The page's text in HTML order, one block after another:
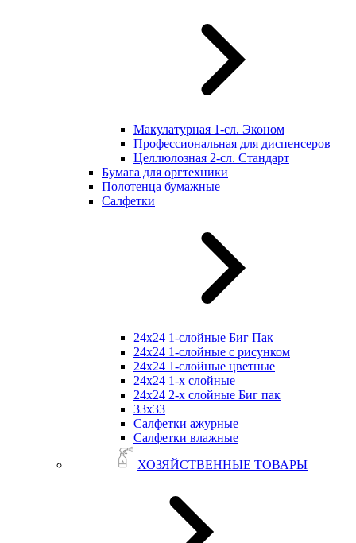
Макулатурная 1-сл. Эконом
Профессиональная для диспенсеров
Целлюлозная 2-сл. Стандарт
Бумага для оргтехники
Полотенца бумажные
Салфетки
24х24 1-слойные Биг Пак
24х24 1-слойные с рисунком
24х24 1-слойные цветные
24х24 1-х слойные
24х24 2-х слойные Биг пак
33х33
Салфетки ажурные
Салфетки влажные
ХОЗЯЙСТВЕННЫЕ ТОВАРЫ